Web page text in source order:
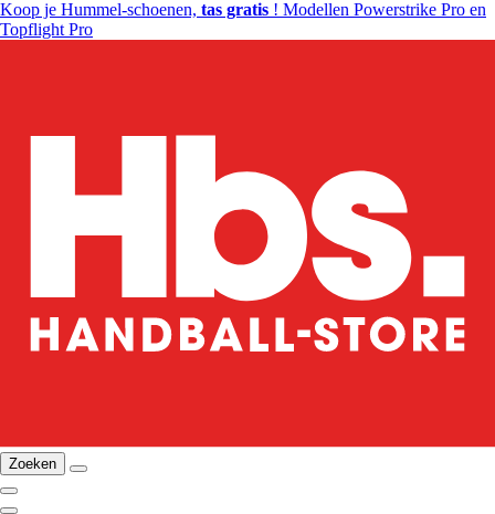
Koop je Hummel-schoenen, tas gratis ! Modellen Powerstrike Pro en
Topflight Pro
Zoeken